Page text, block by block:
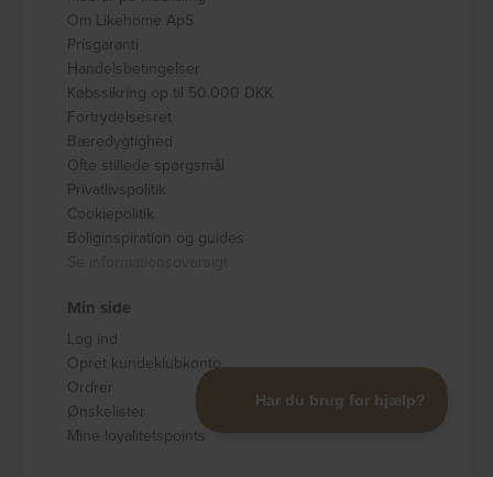
Om Likehome ApS
Prisgaranti
Handelsbetingelser
Købssikring op til 50.000 DKK
Fortrydelsesret
Bæredygtighed
Ofte stillede spørgsmål
Privatlivspolitik
Cookiepolitik
Boliginspiration og guides
Min side
Log ind
Opret kundeklubkonto
Ordrer
Ønskelister
Mine loyalitetspoints